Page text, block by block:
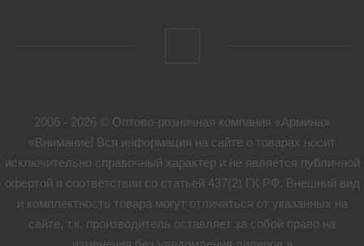
2006 - 2026 © Оптово-розничная компания «Армина»
«Внимание! Вся информация на сайте о товарах носит
исключительно справочный характер и не является публичной
офертой в соответствии со статьей 437(2) ГК РФ. Внешний вид
и комплектность товара могут отличаться от указанных на
сайте, т.к. производитель оставляет за собой право на